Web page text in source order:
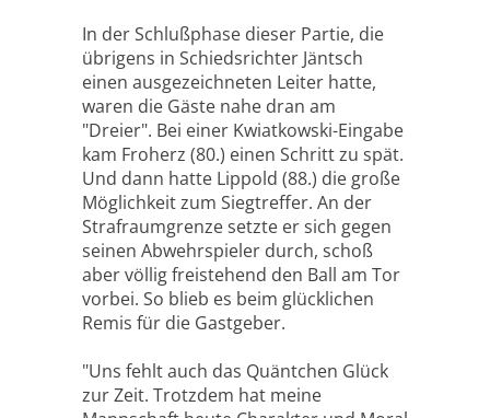
In der Schlußphase dieser Partie, die
übrigens in Schiedsrichter Jäntsch
einen ausgezeichneten Leiter hatte,
waren die Gäste nahe dran am
"Dreier". Bei einer Kwiatkowski-Eingabe
kam Froherz (80.) einen Schritt zu spät.
Und dann hatte Lippold (88.) die große
Möglichkeit zum Siegtreffer. An der
Strafraumgrenze setzte er sich gegen
seinen Abwehrspieler durch, schoß
aber völlig freistehend den Ball am Tor
vorbei. So blieb es beim glücklichen
Remis für die Gastgeber.
"Uns fehlt auch das Quäntchen Glück
zur Zeit. Trotzdem hat meine